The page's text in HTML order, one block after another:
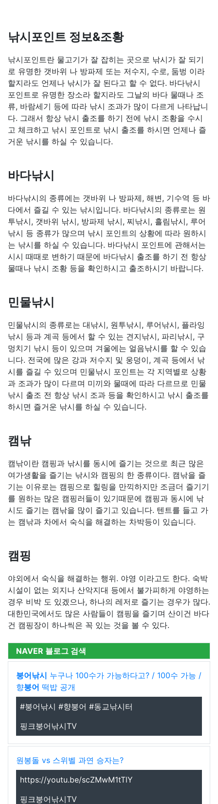
낚시포인트 정보&조황
낚시포인트란 물고기가 잘 잡히는 곳으로 낚시가 잘 되기
로 유명한 갯바위 나 방파제 또는 저수지, 수로, 둠벙 이라
할지라도 언제나 낚시가 잘 된다고 할 수 없다. 바다낚시
포인트로 유명한 장소라 할지라도 그날의 바다 물때나 조
류, 바람세기 등에 따라 낚시 조과가 많이 다르게 나타납니
다. 그래서 항상 낚시 출조를 하기 전에 낚시 조황을 수시
고 체크하고 낚시 포인트로 낚시 출조를 하시면 언제나 즐
거운 낚시를 하실 수 있습니다.
바다낚시
바다낚시의 종류에는 갯바위 나 방파제, 해변, 기수역 등 바
다에서 즐길 수 있는 낚시입니다. 바다낚시의 종류로는 원
투낚시, 갯바위 낚시, 방파제 낚시, 찌낚시, 흘림낚시, 루어
낚시 등 종류가 많으며 낚시 포인트의 상황에 따라 원하시
는 낚시를 하실 수 있습니다. 바다낚시 포인트에 관해서는
시시 때때로 변하기 때문에 바다낚시 출조를 하기 전 항상
물때나 낚시 조황 등을 확인하시고 출조하시기 바랍니다.
민물낚시
민물낚시의 종류로는 대낚시, 원투낚시, 루어낚시, 플라잉
낚시 등과 계곡 등에서 할 수 있는 견지낚시, 파리낚시, 구
멍치기 낚시 등이 있으며 겨울에는 얼음낚시를 할 수 있습
니다. 전국에 많은 강과 저수지 및 웅덩이, 계곡 등에서 낚
시를 즐길 수 있으며 민물낚시 포인트는 각 지역별로 상황
과 조과가 많이 다르며 미끼와 물때에 따라 다르므로 민물
낚시 출조 전 항상 낚시 조과 등을 확인하시고 낚시 출조를
하시면 즐거운 낚시를 하실 수 있습니다.
캠낚
캠낚이란 캠핑과 낚시를 동시에 즐기는 것으로 최근 많은
여가생활을 즐기는 낚시와 캠핑의 한 종류이다. 캠낚을 즐
기는 이유로는 캠핑으로 힐링을 만끽하지만 조금더 즐기기
를 원하는 많은 캠핑러들이 있기때문에 캠핑과 동시에 낚
시도 즐기는 캠낚을 많이 즐기고 있습니다. 텐트를 들고 가
는 캠낚과 차에서 숙식을 해결하는 차박등이 있습니다.
캠핑
야외에서 숙식을 해결하는 행위. 야영 이라고도 한다. 숙박
시설이 없는 외지나 산악지대 등에서 불가피하게 야영하는
경우 비박 도 있겠으나, 하나의 레저로 즐기는 경우가 많다.
대한민국에서도 많은 사람들이 캠핑을 즐기며 산이건 바다
건 캠핑장이 하나씩은 꼭 있는 것을 볼 수 있다.
NAVER 블로그 검색
붕어낚시 누구나 100수가 가능하다고? / 100수 가능 /
향붕어 떡밥 공개
#붕어낚시 #향붕어 #동교낚시터
핑크붕어낚시TV
원봉돌 vs 스위벨 과연 승자는?
https://youtu.be/scZMwM1tTlY
핑크붕어낚시TV